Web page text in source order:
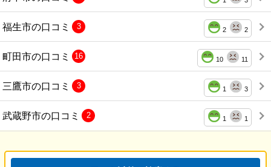
福生市の口コミ 2 2
3
町田市の口コミ 10 11
16
三鷹市の口コミ 1 3
3
武蔵野市の口コミ 1 1
2